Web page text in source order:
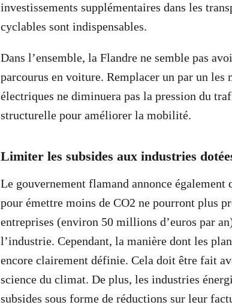
investissements supplémentaires dans les
cyclables sont indispensables.
Dans l’ensemble, la Flandre ne semble pas
parcourus en voiture. Remplacer un par un les
électriques ne diminuera pas la pression du
structurelle pour améliorer la mobilité.
Limiter les subsides aux industries
Le gouvernement flamand annonce également
pour émettre moins de CO2 ne pourront plus
entreprises (environ 50 millions d’euros par
l’industrie. Cependant, la manière dont les
encore clairement définie. Cela doit être fait
science du climat. De plus, les industries
subsides sous forme de réductions sur leur